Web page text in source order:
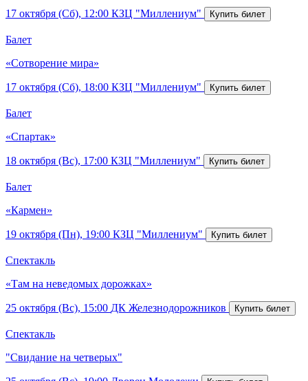
17 октября (Сб), 12:00 КЗЦ "Миллениум"
Балет
«Сотворение мира»
17 октября (Сб), 18:00 КЗЦ "Миллениум"
Балет
«Спартак»
18 октября (Вс), 17:00 КЗЦ "Миллениум"
Балет
«Кармен»
19 октября (Пн), 19:00 КЗЦ "Миллениум"
Спектакль
«Там на неведомых дорожках»
25 октября (Вс), 15:00 ДК Железнодорожников
Спектакль
"Свидание на четверых"